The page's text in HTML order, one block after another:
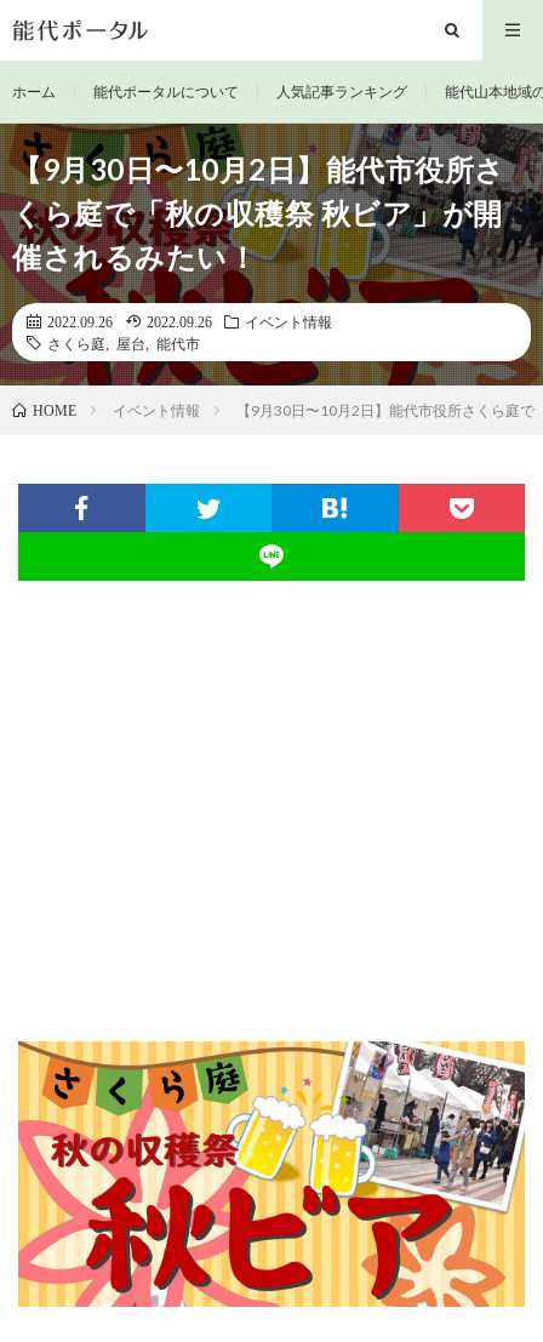
ホーム 能代ポータルについて 人気記事ランキング 能代山本地域
【9月30日〜10月2日】能代市役所さ
くら庭で「秋の収穫祭 秋ビア」が開
催されるみたい！
2022.09.26 2022.09.26
イベント情報
さくら庭
屋台 能代市
HOME イベント情報 【9月30日〜10月2日】能代市役所さくら庭